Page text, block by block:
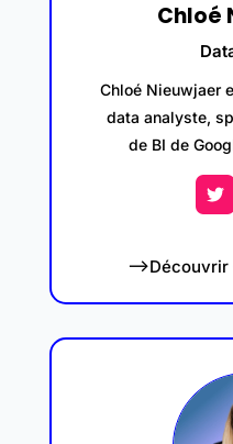
Chloé
Chloé Nieuwjaer
data analyste,
de BI de
–>Découvrir